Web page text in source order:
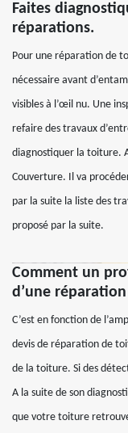
Faites
réparations.
Pour une réparation de
nécessaire avant
visibles à l’œil nu. Une
refaire des travaux
diagnostiquer la toiture.
Couverture. Il va
par la suite la liste des
proposé par la suite.
Comment un
d’une
C’est en fonction de
devis de réparation de
de la toiture. Si des
A la suite de son
que votre toiture